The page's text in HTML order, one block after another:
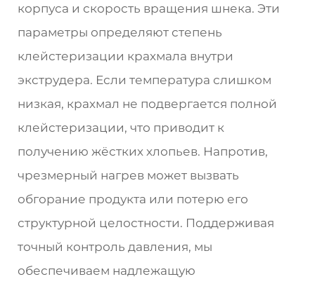
корпуса и скорость вращения шнека. Эти
параметры определяют степень
клейстеризации крахмала внутри
экструдера. Если температура слишком
низкая, крахмал не подвергается полной
клейстеризации, что приводит к
получению жёстких хлопьев. Напротив,
чрезмерный нагрев может вызвать
обгорание продукта или потерю его
структурной целостности. Поддерживая
точный контроль давления, мы
обеспечиваем надлежащую